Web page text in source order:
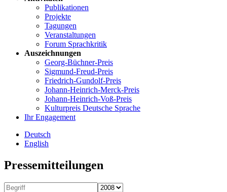
Publikationen
Projekte
Tagungen
Veranstaltungen
Forum Sprachkritik
Auszeichnungen
Georg-Büchner-Preis
Sigmund-Freud-Preis
Friedrich-Gundolf-Preis
Johann-Heinrich-Merck-Preis
Johann-Heinrich-Voß-Preis
Kulturpreis Deutsche Sprache
Ihr Engagement
Deutsch
English
Presse­mitteilungen